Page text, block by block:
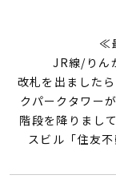
≪
JR線/りん
改札を出ました
クパークタワー
階段を降りまし
スビル「住友